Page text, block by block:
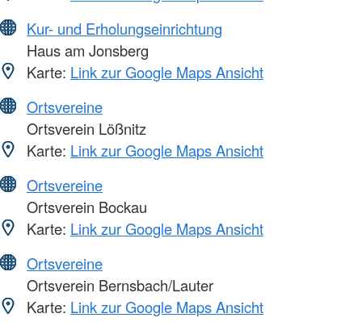
Kur- und Erholungseinrichtung
Haus am Jonsberg
Karte: Link zur Google Maps Ansicht
Ortsvereine
Ortsverein Lößnitz
Karte: Link zur Google Maps Ansicht
Ortsvereine
Ortsverein Bockau
Karte: Link zur Google Maps Ansicht
Ortsvereine
Ortsverein Bernsbach/Lauter
Karte: Link zur Google Maps Ansicht